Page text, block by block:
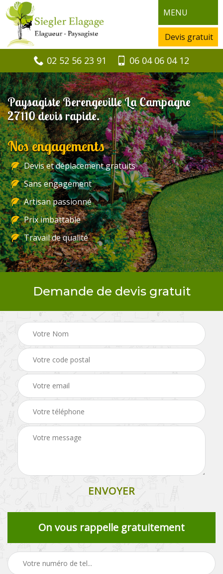
MENU
Devis gratuit
02 52 56 23 91 06 04 06 04 12
Paysagiste Berengeville La Campagne
27110 devis rapide.
Nos engagements
Devis et déplacement gratuits
Sans engagement
Artisan passionné
Prix imbattable
Travail de qualité
Demande de devis gratuit
On vous rappelle gratuitement